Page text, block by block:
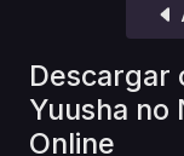
Descargar
Yuusha no
Online